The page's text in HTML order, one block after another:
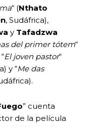
“ (Nthato
, Sudáfrica),
y Tafadzwa
del primer tótem“
El joven pastor“
y “Me das
” cuenta
de la película